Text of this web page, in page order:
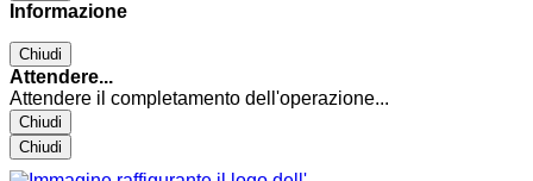
Informazione
Chiudi
Attendere...
Attendere il completamento dell'operazione...
Chiudi
Chiudi